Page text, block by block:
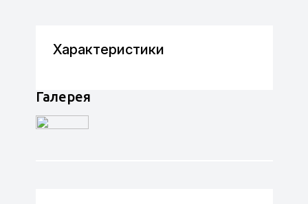
Характеристики
Галерея